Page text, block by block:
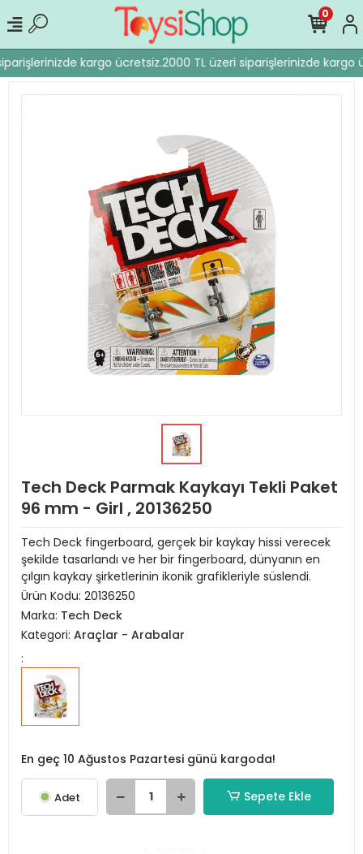
kargo ücretsiz.2000 TL üzeri siparişlerinizde kargo
0
Tech Deck Parmak Kaykayı Tekli Paket
96 mm - Girl , 20136250
Tech Deck fingerboard, gerçek bir kaykay hissi verecek
şekilde tasarlandı ve her bir fingerboard, dünyanın en
çılgın kaykay şirketlerinin ikonik grafikleriyle süslendi.
Ürün Kodu: 20136250
Marka: Tech Deck
Kategori: Araçlar - Arabalar
:
En geç 10 Ağustos Pazartesi günü kargoda!
Adet Sepete Ekle